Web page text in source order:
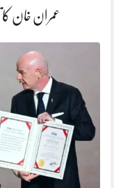
عمران خان کا